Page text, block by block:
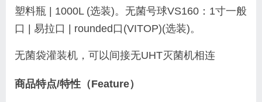
塑料瓶 | 1000L (选装)。无菌号球VS160：1寸一般
口 | 易拉口 | rounded口(VITOP)(选装)。
无菌袋灌装机，可以间接无UHT灭菌机相连
商品特点/特性（Feature）